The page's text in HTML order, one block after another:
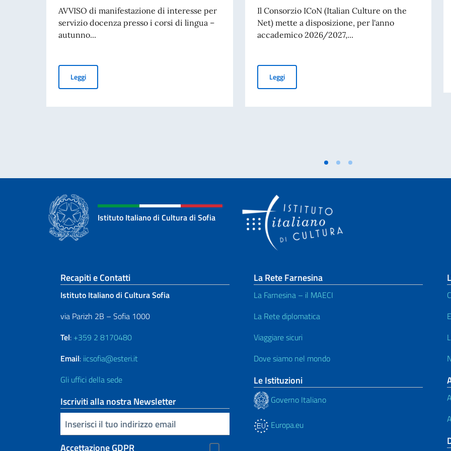
AVVISO di manifestazione di interesse per
servizio docenza presso i corsi di lingua –
autunno...
LeggiAVVISO di manifestazione di interesse per servizio docenza presso i corsi di lingua – autunno 2026
Il Consorzio ICoN (Italian Culture on the
Net) mette a disposizione, per l'anno
accademico 2026/2027,...
LeggiBorse di studio ICoN per il Corso di laurea in Lingua e
Istituto Italiano di Cultura di Sofia
Sezione footer
Recapiti e Contatti
Istituto Italiano di Cultura Sofia
via Parizh 2B – Sofia 1000
Tel: +359 2 8170480
Email: iicsofia@esteri.it
Gli uffici della sede
Iscriviti alla nostra Newsletter
Inserisci la tua email
Accettazione GDPR
La Rete Farnesina
La Farnesina – il MAECI
La Rete diplomatica
Viaggiare sicuri
Dove siamo nel mondo
Le Istituzioni
Governo Italiano
Europa.eu